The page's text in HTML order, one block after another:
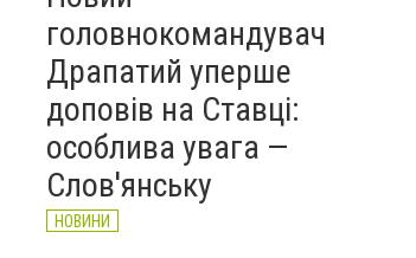
головнокомандувач
Драпатий уперше
доповів на Ставці:
особлива увага —
Слов'янську
НОВИНИ